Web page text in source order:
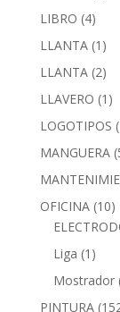
LIBRO (4)
LLANTA (1)
LLANTA (2)
LLAVERO (1)
LOGOTIPOS
MANGUERA
OFICINA (10)
Liga (1)
Mostrador
PINTURA